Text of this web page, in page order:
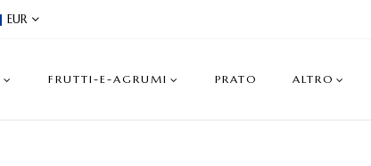
EUR
FRUTTI-E-AGRUMI PRATO ALTRO